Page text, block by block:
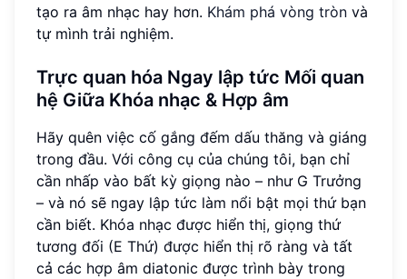
tạo ra âm nhạc hay hơn. Khám phá vòng tròn và
tự mình trải nghiệm.
Trực quan hóa Ngay lập tức Mối quan
hệ Giữa Khóa nhạc & Hợp âm
Hãy quên việc cố gắng đếm dấu thăng và giáng
trong đầu. Với công cụ của chúng tôi, bạn chỉ
cần nhấp vào bất kỳ giọng nào – như G Trưởng
– và nó sẽ ngay lập tức làm nổi bật mọi thứ bạn
cần biết. Khóa nhạc được hiển thị, giọng thứ
tương đối (E Thứ) được hiển thị rõ ràng và tất
cả các hợp âm diatonic được trình bày trong